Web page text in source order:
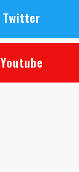
Twitter
Youtube